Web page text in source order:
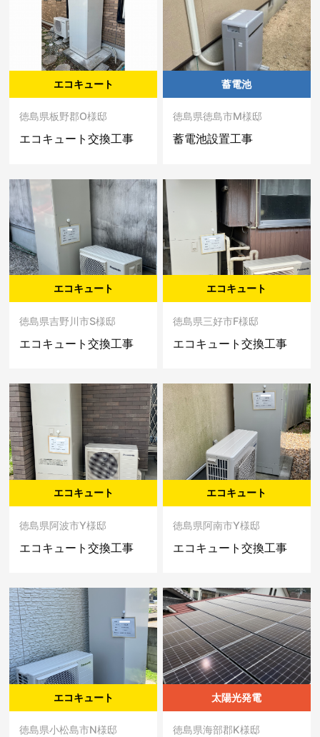
エコキュート
徳島県板野郡O様邸
エコキュート交換工事
蓄電池
徳島県徳島市M様邸
蓄電池設置工事
エコキュート
徳島県吉野川市S様邸
エコキュート交換工事
エコキュート
徳島県三好市F様邸
エコキュート交換工事
エコキュート
徳島県阿波市Y様邸
エコキュート交換工事
エコキュート
徳島県阿南市Y様邸
エコキュート交換工事
エコキュート
徳島県小松島市N様邸
太陽光発電
徳島県海部郡K様邸